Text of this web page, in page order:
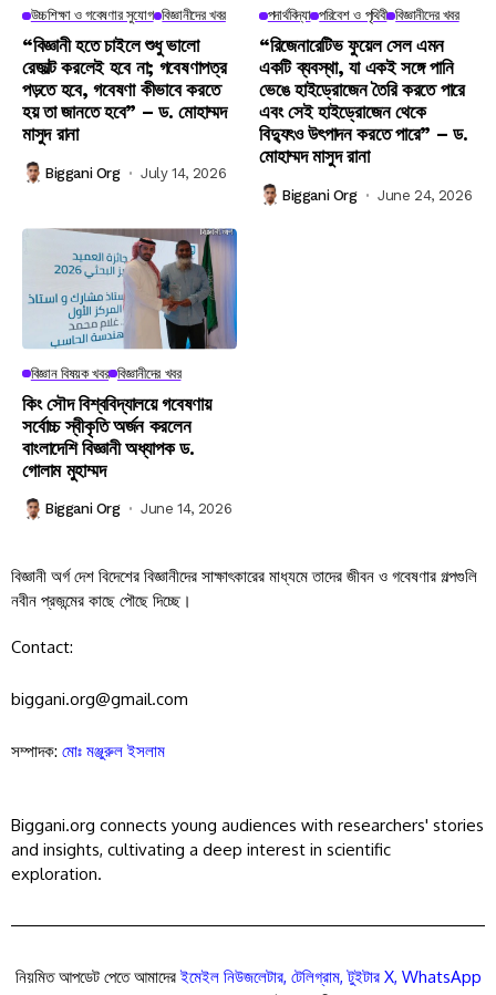
উচ্চশিক্ষা ও গবেষণার সুযোগ বিজ্ঞানীদের খবর
“বিজ্ঞানী হতে চাইলে শুধু ভালো
রেজাল্ট করলেই হবে না; গবেষণাপত্র
পড়তে হবে, গবেষণা কীভাবে করতে
হয় তা জানতে হবে” – ড. মোহাম্মদ
মাসুদ রানা
Biggani Org July 14, 2026
পদার্থবিদ্যা পরিবেশ ও পৃথিবী বিজ্ঞানীদের খবর
“রিজেনারেটিভ ফুয়েল সেল এমন
একটি ব্যবস্থা, যা একই সঙ্গে পানি
ভেঙে হাইড্রোজেন তৈরি করতে পারে
এবং সেই হাইড্রোজেন থেকে
বিদ্যুৎও উৎপাদন করতে পারে” – ড.
মোহাম্মদ মাসুদ রানা
Biggani Org June 24, 2026
বিজ্ঞান বিষয়ক খবর বিজ্ঞানীদের খবর
কিং সৌদ বিশ্ববিদ্যালয়ে গবেষণায়
সর্বোচ্চ স্বীকৃতি অর্জন করলেন
বাংলাদেশি বিজ্ঞানী অধ্যাপক ড.
গোলাম মুহাম্মদ
Biggani Org June 14, 2026
বিজ্ঞানী অর্গ দেশ বিদেশের বিজ্ঞানীদের সাক্ষাৎকারের মাধ্যমে তাদের জীবন ও গবেষণার গল্পগুলি
নবীন প্রজন্মের কাছে পৌছে দিচ্ছে।
Contact:
biggani.org@gmail.com
সম্পাদক: মোঃ মঞ্জুরুল ইসলাম
Biggani.org connects young audiences with researchers' stories
and insights, cultivating a deep interest in scientific
exploration.
নিয়মিত আপডেট পেতে আমাদেরইমেইল নিউজলেটার, টেলিগ্রাম,টুইটার X, WhatsApp